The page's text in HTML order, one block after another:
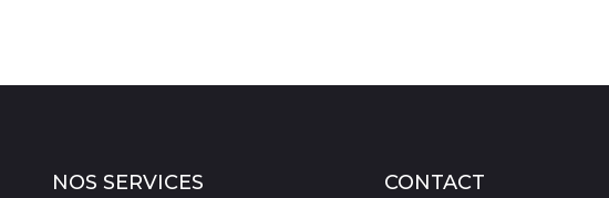
NOS SERVICES CONTACT